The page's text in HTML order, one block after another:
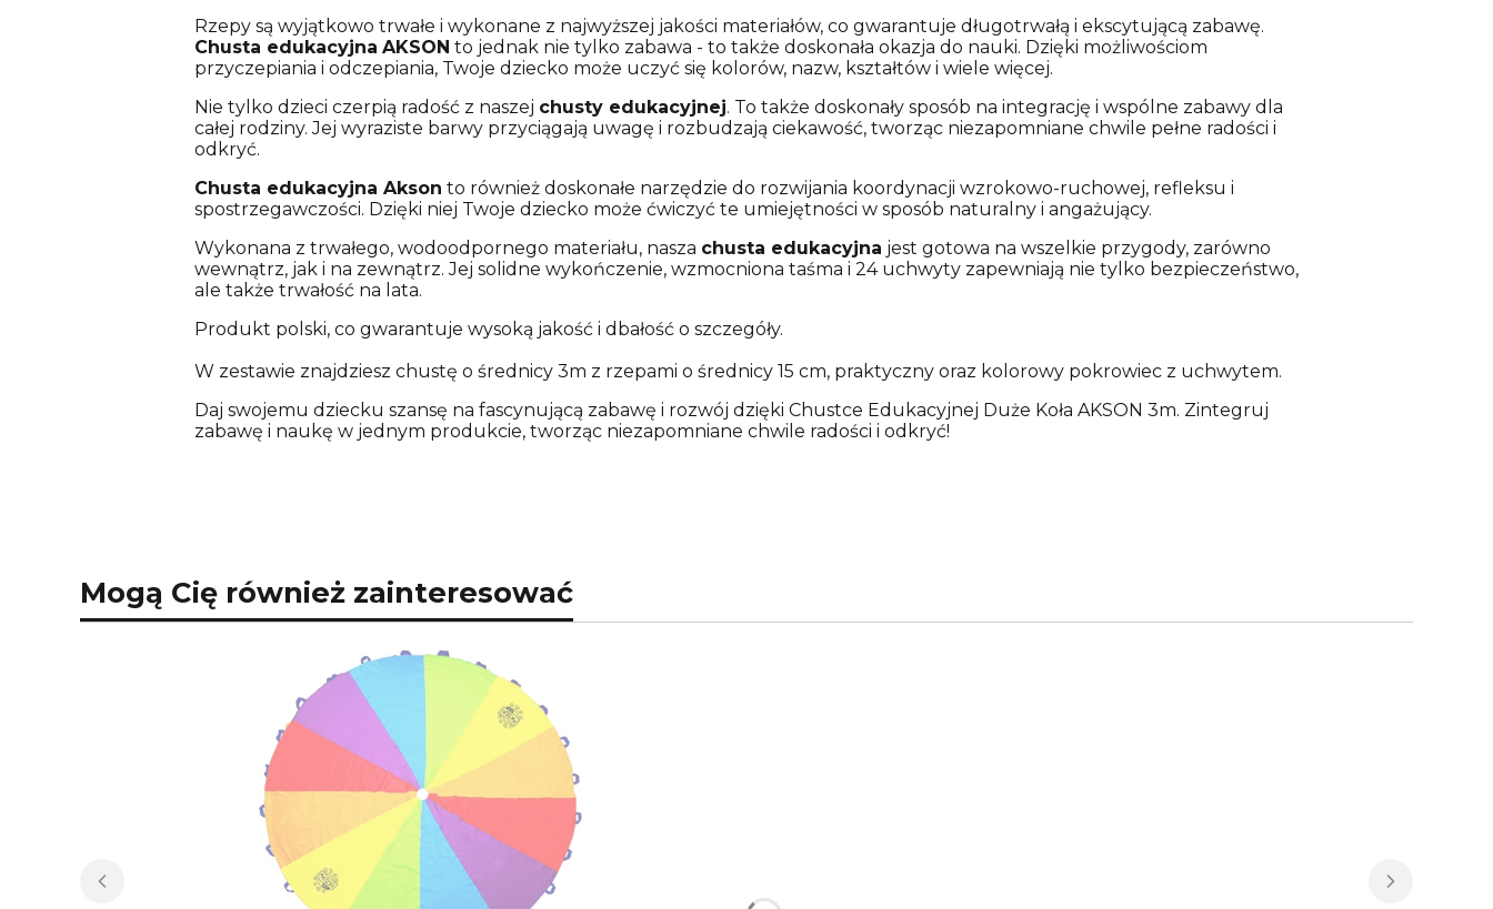
Rzepy są wyjątkowo trwałe i wykonane z najwyższej jakości materiałów, co gwarantuje długotrwałą i ekscytującą zabawę.
Chusta edukacyjna AKSON to jednak nie tylko zabawa - to także doskonała okazja do nauki. Dzięki możliwościom
przyczepiania i odczepiania, Twoje dziecko może uczyć się kolorów, nazw, kształtów i wiele więcej.
Nie tylko dzieci czerpią radość z naszej chusty edukacyjnej. To także doskonały sposób na integrację i wspólne zabawy dla
całej rodziny. Jej wyraziste barwy przyciągają uwagę i rozbudzają ciekawość, tworząc niezapomniane chwile pełne radości i
odkryć.
Chusta edukacyjna Akson to również doskonałe narzędzie do rozwijania koordynacji wzrokowo-ruchowej, refleksu i
spostrzegawczości. Dzięki niej Twoje dziecko może ćwiczyć te umiejętności w sposób naturalny i angażujący.
Wykonana z trwałego, wodoodpornego materiału, nasza chusta edukacyjna jest gotowa na wszelkie przygody, zarówno
wewnątrz, jak i na zewnątrz. Jej solidne wykończenie, wzmocniona taśma i 24 uchwyty zapewniają nie tylko bezpieczeństwo,
ale także trwałość na lata.
Produkt polski, co gwarantuje wysoką jakość i dbałość o szczegóły.
W zestawie znajdziesz chustę o średnicy 3m z rzepami o średnicy 15 cm, praktyczny oraz kolorowy pokrowiec z uchwytem.
Daj swojemu dziecku szansę na fascynującą zabawę i rozwój dzięki Chustce Edukacyjnej Duże Koła AKSON 3m. Zintegruj
zabawę i naukę w jednym produkcie, tworząc niezapomniane chwile radości i odkryć!
Mogą Cię również zainteresować